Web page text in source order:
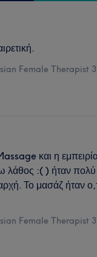
Female Therapist 3
και η
:( ) ήταν πολύ
Το μασάζ ήταν
Female Therapist 3